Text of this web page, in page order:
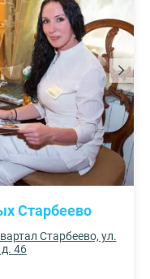
Старбеево
Старбеево, ул.
46